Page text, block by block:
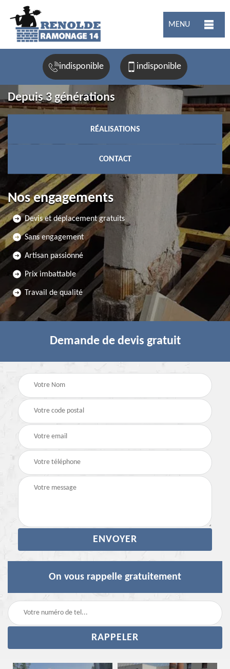
MENU
indisponible indisponible
Depuis 3 générations
RÉALISATIONS
CONTACT
Nos engagements
Devis et déplacement gratuits
Sans engagement
Artisan passionné
Prix imbattable
Travail de qualité
Demande de devis gratuit
On vous rappelle gratuitement